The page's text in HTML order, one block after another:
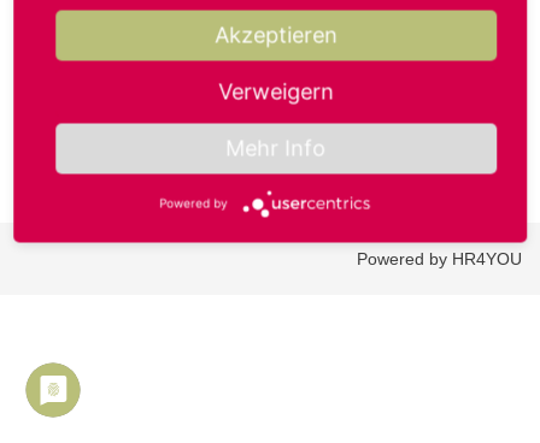
Passwort*
Powered by HR4YOU
Akzeptieren
Verweigern
Mehr Info
Powered by